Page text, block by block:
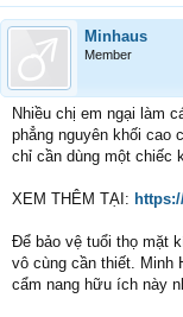
Minhaus
Member
Nhiều chị em ngại làm
phẳng nguyên khối cao
chỉ cần dùng một chiếc
XEM THÊM TẠI:
Để bảo vệ tuổi thọ mặt
vô cùng cần thiết. Minh
cẩm nang hữu ích này